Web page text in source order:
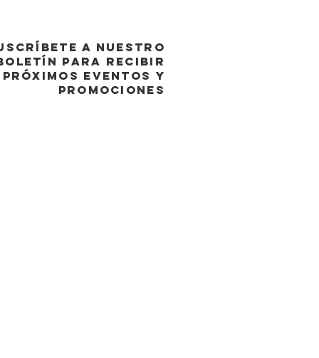
A NUESTRO
PARA RECIBIR
PRÓXIMOS EVENTOS y
promociones